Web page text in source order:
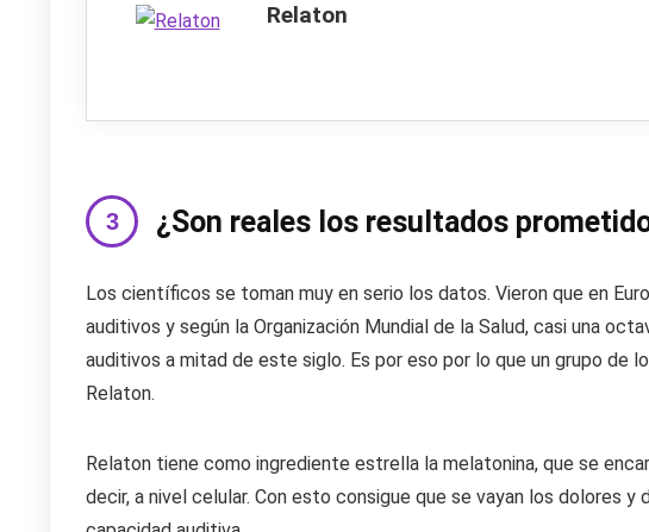
Relaton
¿Son reales los resultados
Los científicos se toman muy en serio los datos. Vieron que en
auditivos y según la Organización Mundial de la Salud, casi una
auditivos a mitad de este siglo. Es por eso por lo que un grupo de
Relaton.
Relaton tiene como ingrediente estrella la melatonina, que se
decir, a nivel celular. Con esto consigue que se vayan los dolores